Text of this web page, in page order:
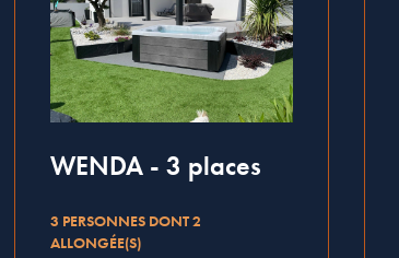
WENDA - 3 places
3 PERSONNES DONT 2
ALLONGÉE(S)